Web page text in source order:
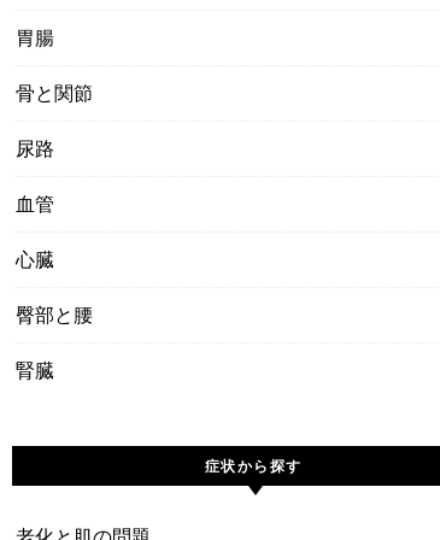
胃腸
骨と関節
尿路
血管
心臓
臀部と腰
腎臓
症状から探す